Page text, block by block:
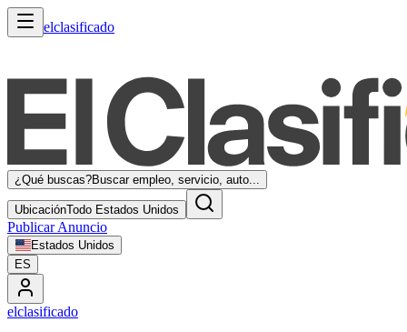
elclasificado
¿Qué buscas?Buscar empleo, servicio, auto...
UbicaciónTodo Estados Unidos
Publicar Anuncio
Estados Unidos
ES
elclasificado